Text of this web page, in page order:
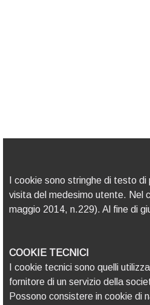
I cookie sono stringhe di testo
visita del medesimo utente. Nel
maggio 2014, n.229). Al fine di
COOKIE TECNICI
I cookie tecnici sono quelli
fornitore di un servizio della
Possono consistere in cookie di